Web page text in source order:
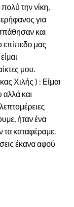
την νίκη,
για
και
επίπεδο μας
μου.
Χιλής ) : Είμαι
αλλά και
ήταν ένα
τα καταφέραμε.
έκανα αφού